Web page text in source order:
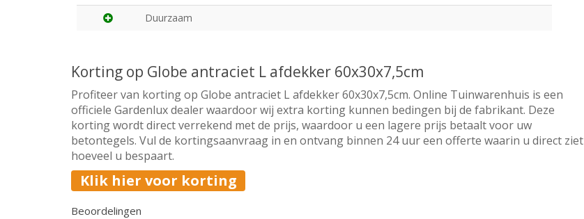
Duurzaam
Korting op Globe antraciet L afdekker 60x30x7,5cm
Profiteer van korting op Globe antraciet L afdekker 60x30x7,5cm. Online Tuinwarenhuis is een
officiele Gardenlux dealer waardoor wij extra korting kunnen bedingen bij de fabrikant. Deze
korting wordt direct verrekend met de prijs, waardoor u een lagere prijs betaalt voor uw
betontegels. Vul de kortingsaanvraag in en ontvang binnen 24 uur een offerte waarin u direct ziet
hoeveel u bespaart.
Klik hier voor korting
Beoordelingen